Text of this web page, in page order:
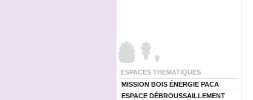
ESPACES THEMATIQUES
MISSION BOIS ÉNERGIE PACA
ESPACE DÉBROUSSAILLEMENT